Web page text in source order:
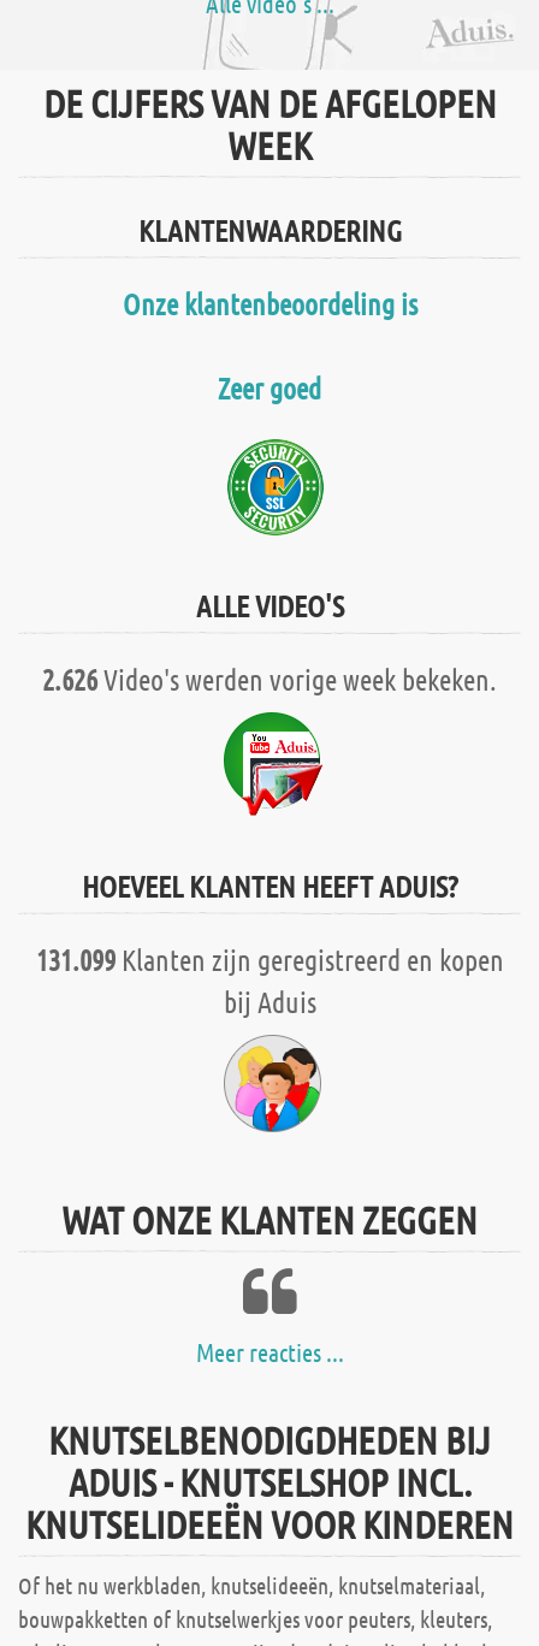
DE CIJFERS VAN DE AFGELOPEN
WEEK
KLANTENWAARDERING
Onze klantenbeoordeling is
Zeer goed
ALLE VIDEO'S
2.626Video's werden vorige week bekeken.
HOEVEEL KLANTEN HEEFT ADUIS?
131.099Klanten zijn geregistreerd en kopen
bij Aduis
WAT ONZE KLANTEN ZEGGEN
Meer reacties ...
KNUTSELBENODIGDHEDEN BIJ
ADUIS - KNUTSELSHOP INCL.
KNUTSELIDEEËN VOOR KINDEREN
Of het nu werkbladen, knutselideeën, knutselmateriaal,
bouwpakketten of knutselwerkjes voor peuters, kleuters,